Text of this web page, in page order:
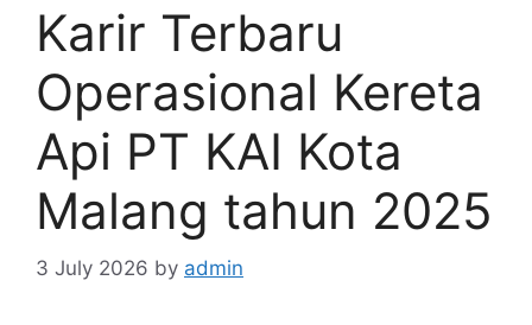
Karir Terbaru
Operasional Kereta
Api PT KAI Kota
Malang tahun 2025
3 July 2026 by admin